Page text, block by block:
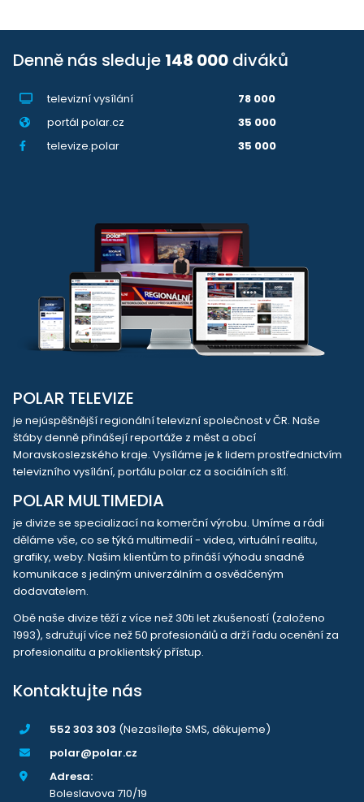
Denně nás sleduje 148 000 diváků
televizní vysílání
78 000
portál polar.cz
35 000
televize.polar
35 000
POLAR TELEVIZE
je nejúspěšnější regionální televizní společnost v ČR. Naše
štáby denně přinášejí reportáže z měst a obcí
Moravskoslezského kraje. Vysíláme je k lidem prostřednictvím
televizního vysílání, portálu polar.cz a sociálních sítí.
POLAR MULTIMEDIA
je divize se specializací na komerční výrobu. Umíme a rádi
děláme vše, co se týká multimedií - videa, virtuální realitu,
grafiky, weby. Našim klientům to přináší výhodu snadné
komunikace s jediným univerzálním a osvědčeným
dodavatelem.
Obě naše divize těží z více než 30ti let zkušeností (založeno
1993), sdružují více než 50 profesionálů a drží řadu ocenění za
profesionalitu a proklientský přístup.
Kontaktujte nás
552 303 303 (Nezasílejte SMS, děkujeme)
polar@polar.cz
Adresa:
Boleslavova 710/19